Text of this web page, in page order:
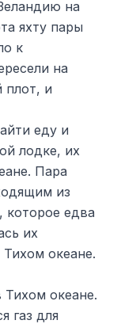
на
яхту пары
к
на
плот, и
еду и
лодке, их
Пара
из
которое едва
их
океане.
океане.
газ для